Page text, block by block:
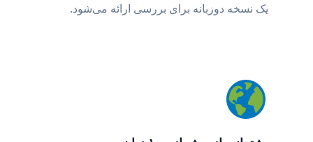
یک نسخه دوزبانه برای بررسی ارائه می‌شود.